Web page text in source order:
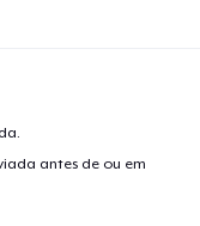
antes de ou em